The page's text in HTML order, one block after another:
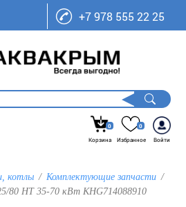
+7 978 555 22 25
0
Корзина
0
Избранное
Войти
котлы
Комплектующие запчасти
80 НТ 35-70 кВт KHG714088910